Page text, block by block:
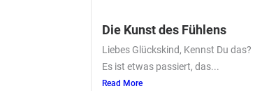
Die Kunst des Fühlens
Liebes Glückskind, Kennst Du das?
Es ist etwas passiert, das...
Read More